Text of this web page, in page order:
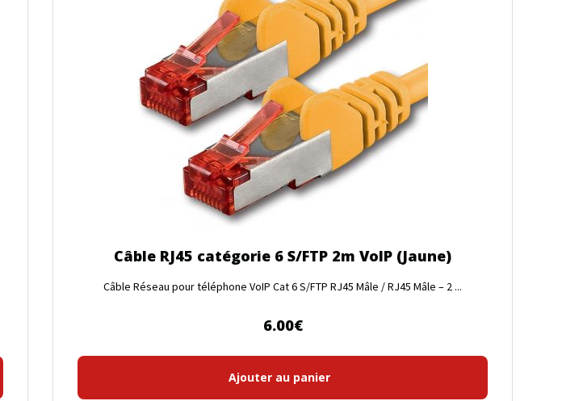
Câble RJ45 catégorie 6 S/FTP 2m VoIP (Jaune)
Câble Réseau pour téléphone VoIP Cat 6 S/FTP RJ45 Mâle / RJ45 Mâle – 2 ...
6.00€
Ajouter au panier